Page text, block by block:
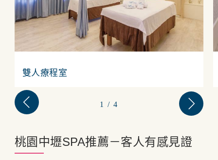
雙人療程室
1 / 4
桃園中壢SPA推薦－客人有感見證